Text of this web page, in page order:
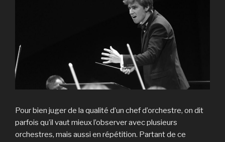
Pour bien juger de la qualité d’un chef d’orchestre, on dit
parfois qu’il vaut mieux l’observer avec plusieurs
orchestres, mais aussi en répétition. Partant de ce